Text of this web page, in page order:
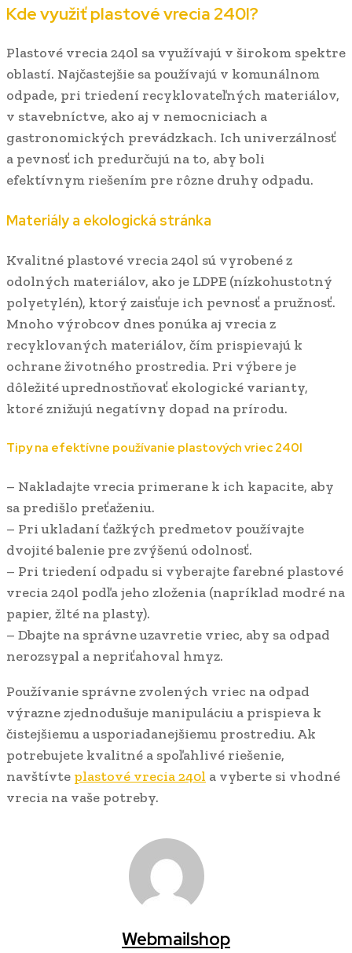
Kde využiť plastové vrecia 240l?
Plastové vrecia 240l sa využívajú v širokom spektre
oblastí. Najčastejšie sa používajú v komunálnom
odpade, pri triedení recyklovateľných materiálov,
v stavebníctve, ako aj v nemocniciach a
gastronomických prevádzkach. Ich univerzálnosť
a pevnosť ich predurčujú na to, aby boli
efektívnym riešením pre rôzne druhy odpadu.
Materiály a ekologická stránka
Kvalitné plastové vrecia 240l sú vyrobené z
odolných materiálov, ako je LDPE (nízkohustotný
polyetylén), ktorý zaisťuje ich pevnosť a pružnosť.
Mnoho výrobcov dnes ponúka aj vrecia z
recyklovaných materiálov, čím prispievajú k
ochrane životného prostredia. Pri výbere je
dôležité uprednostňovať ekologické varianty,
ktoré znižujú negatívny dopad na prírodu.
Tipy na efektívne používanie plastových vriec 240l
– Nakladajte vrecia primerane k ich kapacite, aby
sa predišlo preťaženiu.
– Pri ukladaní ťažkých predmetov používajte
dvojité balenie pre zvýšenú odolnosť.
– Pri triedení odpadu si vyberajte farebné plastové
vrecia 240l podľa jeho zloženia (napríklad modré na
papier, žlté na plasty).
– Dbajte na správne uzavretie vriec, aby sa odpad
nerozsypal a nepriťahoval hmyz.
Používanie správne zvolených vriec na odpad
výrazne zjednodušuje manipuláciu a prispieva k
čistejšiemu a usporiadanejšiemu prostrediu. Ak
potrebujete kvalitné a spoľahlivé riešenie,
navštívte plastové vrecia 240l a vyberte si vhodné
vrecia na vaše potreby.
Webmailshop